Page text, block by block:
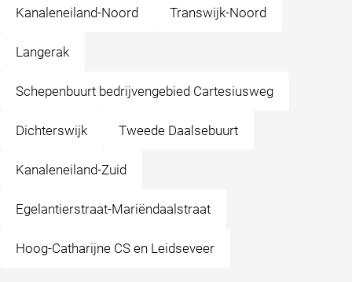
Kanaleneiland-Noord Transwijk-Noord
Langerak
Schepenbuurt bedrijvengebied Cartesiusweg
Dichterswijk Tweede Daalsebuurt
Kanaleneiland-Zuid
Egelantierstraat-Mariëndaalstraat
Hoog-Catharijne CS en Leidseveer